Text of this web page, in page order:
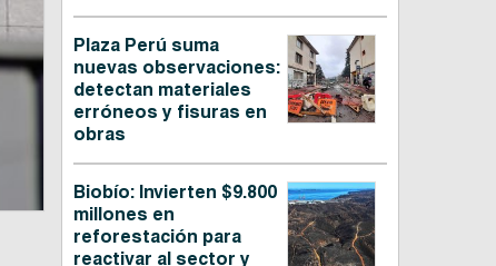
Plaza Perú suma
nuevas observaciones:
detectan materiales
erróneos y fisuras en
obras
Biobío: Invierten $9.800
millones en
reforestación para
reactivar al sector y